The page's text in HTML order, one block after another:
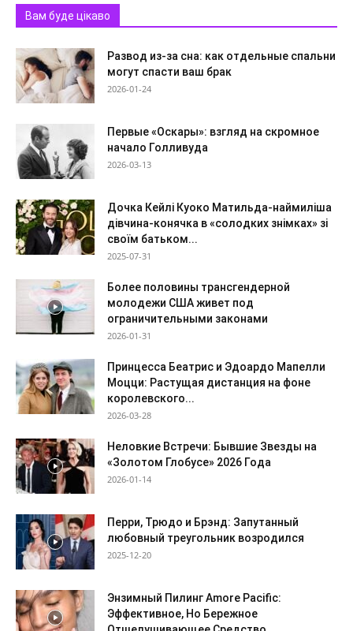
Вам буде цікаво
Развод из-за сна: как отдельные спальни
могут спасти ваш брак
2026-01-24
Первые «Оскары»: взгляд на скромное
начало Голливуда
2026-03-13
Дочка Кейлі Куоко Матильда-наймиліша
дівчина-конячка в «солодких знімках» зі
своїм батьком...
2025-07-31
Более половины трансгендерной
молодежи США живет под
ограничительными законами
2026-01-31
Принцесса Беатрис и Эдоардо Мапелли
Моцци: Растущая дистанция на фоне
королевского...
2026-03-28
Неловкие Встречи: Бывшие Звезды на
«Золотом Глобусе» 2026 Года
2026-01-14
Перри, Трюдо и Брэнд: Запутанный
любовный треугольник возродился
2025-12-20
Энзимный Пилинг Amore Pacific:
Эффективное, Но Бережное